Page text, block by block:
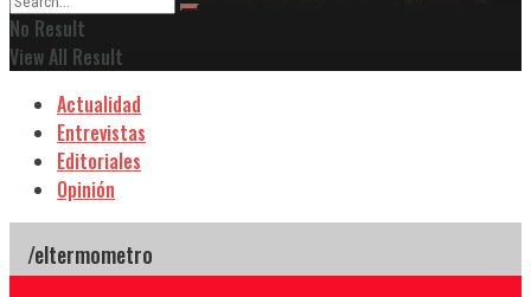
No Result
View All Result
Actualidad
Entrevistas
Editoriales
Opinión